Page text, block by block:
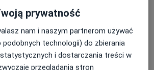
badania USG narządu ruchu.
z o.o. to nowoczesne
bezpłatnym parkingiem. Szybki
Poznania, trasy S11, lotniska
prywatność
nam i naszym partnerom używać
podobnych technologii) do zbierania
i dostarczania treści w
przeglądania stron